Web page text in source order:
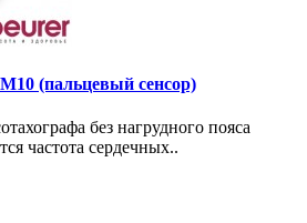
(пальцевый сенсор)
без нагрудного пояса
частота сердечных..